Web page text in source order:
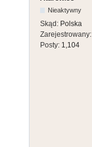
Nieaktywny
Skąd: Polska
Zarejestrowany:
Posty: 1,104